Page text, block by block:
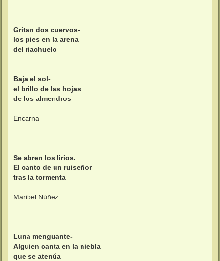
Gritan dos cuervos-
los pies en la arena
del riachuelo
Baja el sol-
el brillo de las hojas
de los almendros
Encarna
Se abren los lirios.
El canto de un ruiseñor
tras la tormenta
Maribel Núñez
Luna menguante-
Alguien canta en la niebla
que se atenúa